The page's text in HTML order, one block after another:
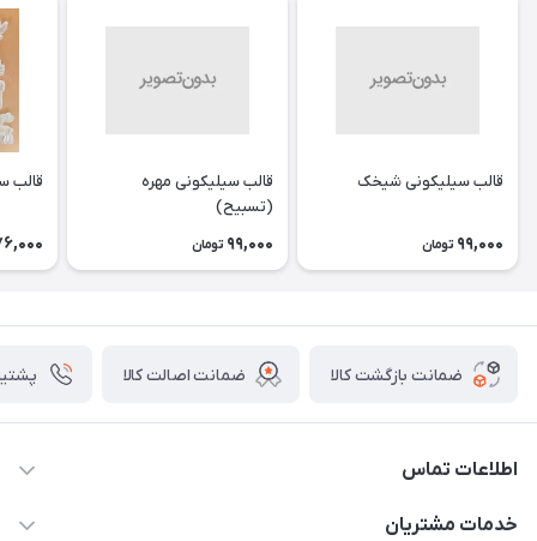
قالب سیلیکونی شیخک
99,000 تومان
قالب سیلیکونی مهره
(تسبیح)
99,000 تومان
قالب
ضمانت بازگشت کالا ضمانت اصالت کالا
اطلاعات تماس
خدمات مشتریان